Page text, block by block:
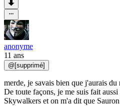
anonyme
11 ans
@ [supprimé]
merde, je savais bien que j'aurais
De toute façons, je me suis fait
Skywalkers et on m'a dit que